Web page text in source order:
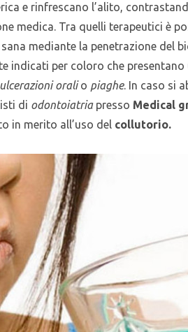
e rinfrescano l’alito,
medica. Tra quelli terapeutici è
mediante la penetrazione del
indicati per coloro che
ulcerazioni oralio piaghe. In caso si
di odontoiatriapresso Medical
in merito all’uso del collutorio.